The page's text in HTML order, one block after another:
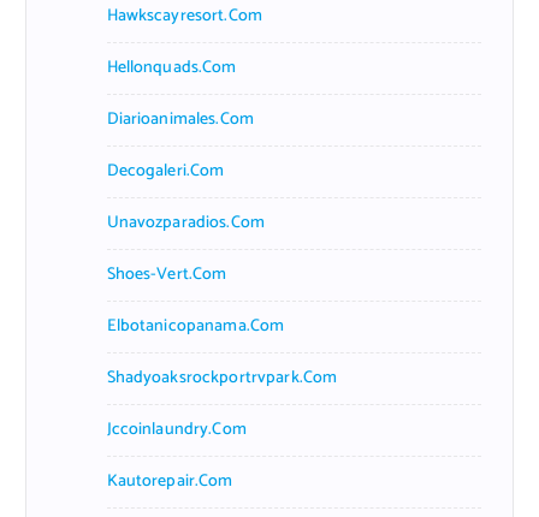
Hawkscayresort.com
Hellonquads.com
Diarioanimales.com
Decogaleri.com
Unavozparadios.com
Shoes-Vert.com
Elbotanicopanama.com
Shadyoaksrockportrvpark.com
Jccoinlaundry.com
Kautorepair.com